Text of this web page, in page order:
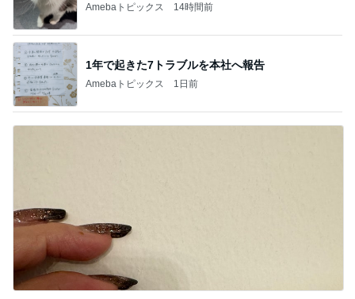
Amebaトピックス 14時間前
1年で起きた7トラブルを本社へ報告
Amebaトピックス 1日前